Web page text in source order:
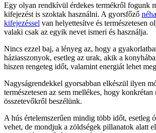
Egy olyan rendkívül érdekes termékről fogunk
kifejezést is szoktak használni. A gyorsfőző
kifejezéssel van helyettesítve és természetesen
valaki csak az egyik nevet ismeri és használja.
Nincs ezzel baj, a lényeg az, hogy a
háziasszonyok, esetleg az urak, akik a
hiszen rengeteg időt, valamint energiát lehet
Nagyságrendekkel gyorsabban elkészül ilyen
természetesen az sem mellékes, hogy konkrétan
összetevőkről beszélünk.
A hús értelemszerűen mindig több időt, esetleg
vehet, de mondjuk a zöldségek pillanatok alatt